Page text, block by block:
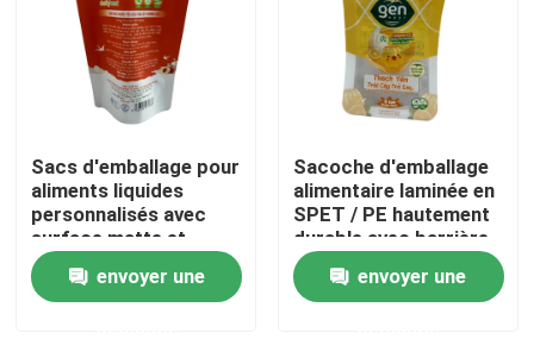
Pochette d'emballage de bec
Pochette d'emballage de café
Emballage stratifié Rolls
Pochettes à fond plat
Sacs d'emballage pour
aliments liquides
personnalisés avec
surface matte et
feuille
envoyer une
Sacoche d'emballage
alimentaire laminée en
SPET / PE hautement
durable avec barrière
envoyer une